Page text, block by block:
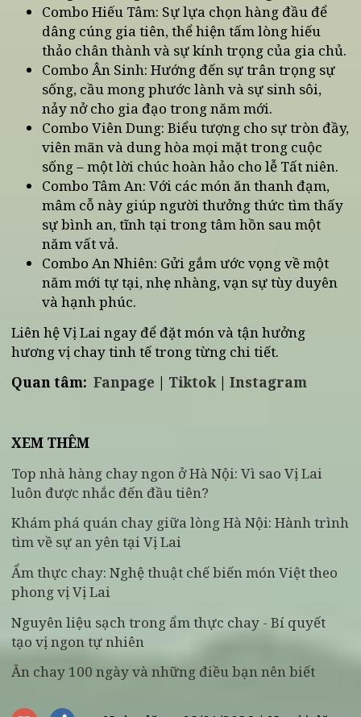
Một số set mâm cúng chay tiêu biểu tại Vị Lai:
Combo Dưỡng Ân: Mâm cỗ mang ý nghĩa
dưỡng lòng biết ơn, nhắc nhở con cháu về
công ơn dưỡng dục của tổ tiên, ông bà.
Combo Hiếu Tâm: Sự lựa chọn hàng đầu để
dâng cúng gia tiên, thể hiện tấm lòng hiếu
Combo Ân Sinh: Hướng đến sự trân trọng sự
sống, cầu mong phước lành và sự sinh sôi,
nảy nở cho gia đạo trong năm mới.
sống – một lời chúc hoàn hảo cho lễ Tất niên.
mâm cỗ này giúp người thưởng thức tìm thấy
sự bình an, tĩnh tại trong tâm hồn sau một
năm vất vả.
Combo An Nhiên: Gửi gắm ước vọng về một
năm mới tự tại, nhẹ nhàng, vạn sự tùy duyên
và hạnh phúc.
Liên hệ Vị Lai ngay để đặt món và tận hưởng
hương vị chay tinh tế trong từng chi tiết.
Quan tâm:Fanpage|Tiktok |Instagram